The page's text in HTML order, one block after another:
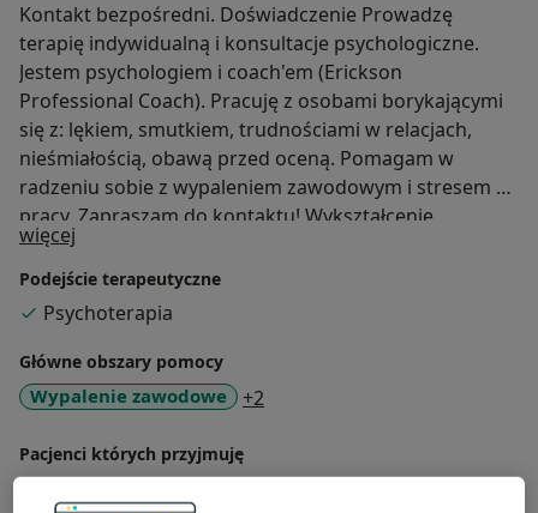
Kontakt bezpośredni. Doświadczenie Prowadzę
terapię indywidualną i konsultacje psychologiczne.
Jestem psychologiem i coach'em (Erickson
Professional Coach). Pracuję z osobami borykającymi
się z: lękiem, smutkiem, trudnościami w relacjach,
nieśmiałością, obawą przed oceną. Pomagam w
radzeniu sobie z wypaleniem zawodowym i stresem w
pracy. Zapraszam do kontaktu! Wykształcenie
Umiejętności z zakresu komunikacji i pracy z ludźmi
posiadam po studiach z Psychologii oraz po studiach z
Dziennikarstwa i Komunikacji Społecznej na
Uniwersytecie Jagiellońskim. Jestem absolwentką The
Art and Science of Coaching prowadzonym przez
Erickson Coaching International. Odbyłam
specjalistyczne szkolenia z psychoterapii, m. in. w The
Milton H. Erickson Foundation, Inc (Phoenix, Arizona,
USA) oraz uczestnicząc w szkoleniach organizowanych
przez Polski Instytut Ericksonowski. Wybrane
więcej
Podejście terapeutyczne
Psychoterapia
Główne obszary pomocy
Wypalenie zawodowe +2
Pacjenci których przyjmuję